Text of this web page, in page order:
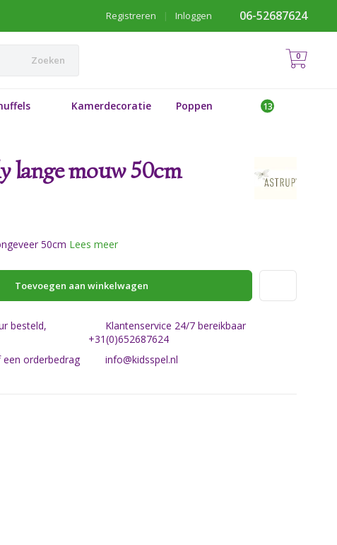
06-52687624
Inloggen
|
Registreren
Zoeken 0
Kamerdecoratie Poppen
lange mouw 50cm
50cm Lees meer
Toevoegen aan winkelwagen
besteld,
Klantenservice 24/7 bereikbaar
+31(0)652687624
een orderbedrag
info@kidsspel.nl